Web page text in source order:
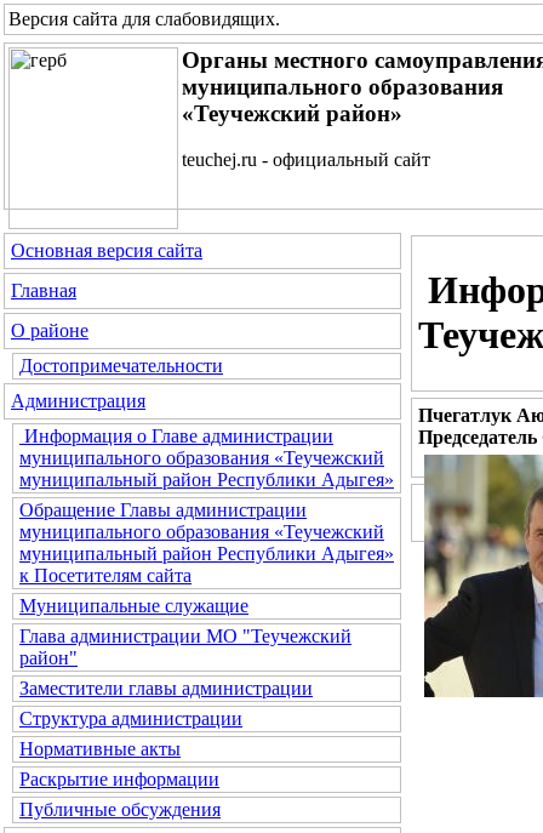
Версия сайта для слабовидящих.
Органы местного
муниципального образования
«Теучежский район»
teuchej.ru - официальный сайт
Основная версия сайта
Главная
О районе
Достопримечательности
Администрация
Информация о Главе администрации
муниципального образования «Теучежский
муниципальный район Республики Адыгея»
Обращение Главы администрации
муниципального образования «Теучежский
муниципальный район Республики Адыгея»
к Посетителям сайта
Муниципальные служащие
Глава администрации МО "Теучежский
район"
Заместители главы администрации
Структура администрации
Нормативные акты
Раскрытие информации
Публичные обсуждения
Пчегатлук